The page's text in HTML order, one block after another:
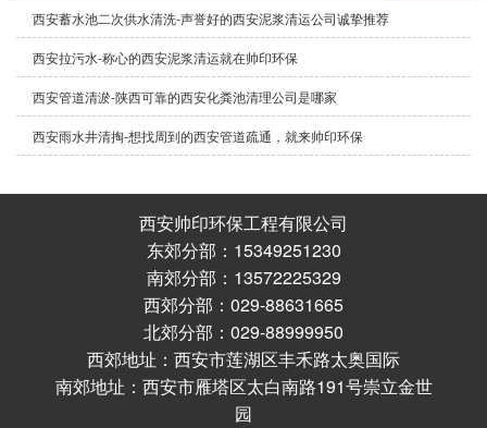
西安蓄水池二次供水清洗-声誉好的西安泥浆清运公司诚挚推荐
西安拉污水-称心的西安泥浆清运就在帅印环保
西安管道清淤-陕西可靠的西安化粪池清理公司是哪家
西安雨水井清掏-想找周到的西安管道疏通，就来帅印环保
西安帅印环保工程有限公司
东郊分部：15349251230
南郊分部：13572225329
西郊分部：029-88631665
北郊分部：029-88999950
西郊地址：西安市莲湖区丰禾路太奥国际
南郊地址：西安市雁塔区太白南路191号崇立金世
园